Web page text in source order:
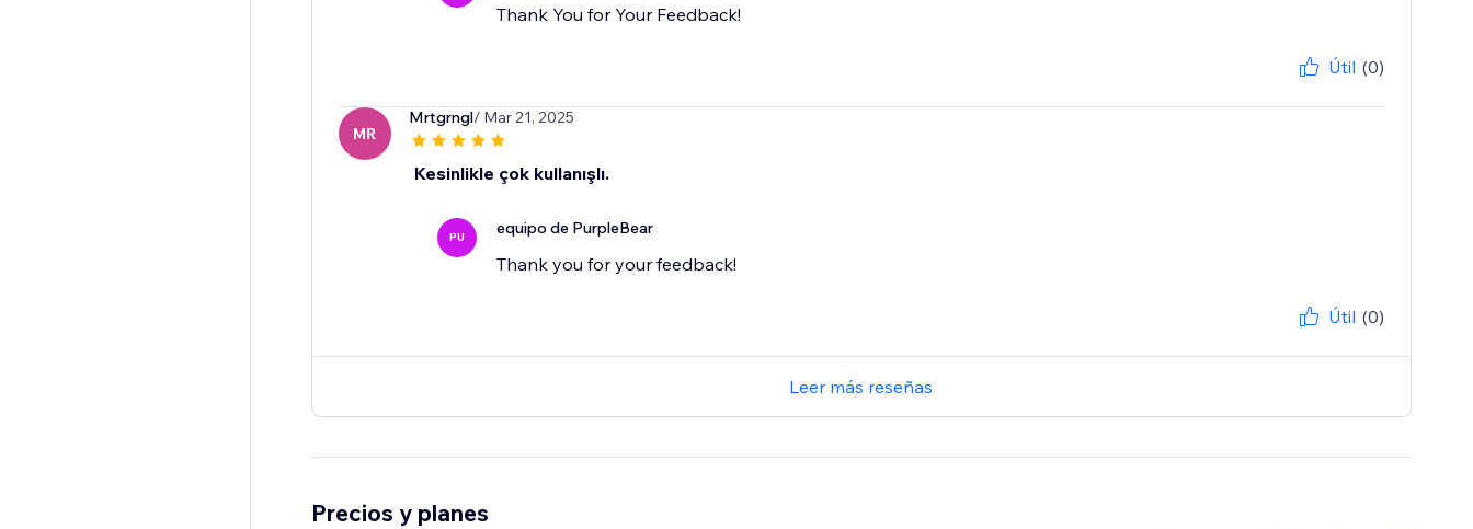
Thank You for Your Feedback!
Útil (0)
MR
Mrtgrngl/ Mar 21, 2025
Kesinlikle çok kullanışlı.
PU equipo de PurpleBear
Thank you for your feedback!
Útil (0)
Leer más reseñas
Precios y planes